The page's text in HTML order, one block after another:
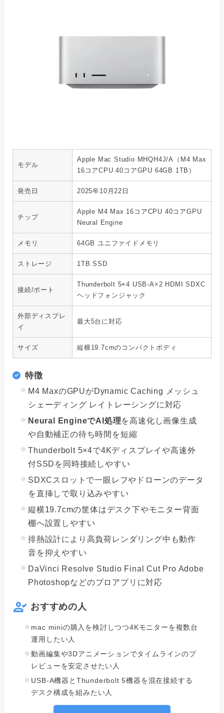
モデル
Apple Mac Studio MHQH4J/A（M4 Max
16コアCPU 40コアGPU 64GB 1TB）
発売日 2025年10月22日
チップ
Apple M4 Max 16コアCPU 40コアGPU
Neural Engine
メモリ 64GB ユニファイドメモリ
ストレージ 1TB SSD
接続/ポート
Thunderbolt 5×4 USB-A×2 HDMI SDXC
ヘッドフォンジャック
外部ディスプレ
イ
最大5台に対応
サイズ 縦横19.7cmのコンパクトボディ
特徴
M4 MaxのGPUがDynamic Caching メッシュ
シェーディング レイトレーシングに対応
Neural EngineでAI処理を高速化し画像生成
や自動補正の待ち時間を短縮
Thunderbolt 5×4で4Kディスプレイや高速外
付SSDを同時接続しやすい
SDXCスロットで一眼レフやドローンのデータ
を直挿しで取り込みやすい
縦横19.7cmの筐体はデスク下やモニター背面
棚へ設置しやすい
排熱設計により高負荷レンダリング中も動作
音を抑えやすい
DaVinci Resolve Studio Final Cut Pro Adobe
Photoshopなどのプロアプリに対応
おすすめの人
mac miniの購入を検討しつつ4Kモニターを複数台
運用したい人
動画編集や3Dアニメーションでタイムラインのプ
レビューを安定させたい人
USB-A機器とThunderbolt 5機器を混在接続する
デスク構成を組みたい人